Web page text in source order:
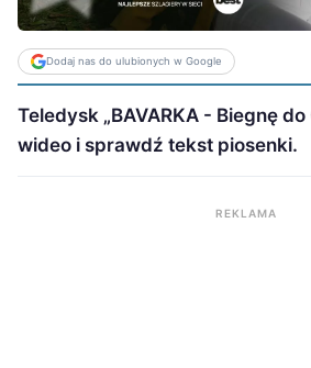
Dodaj nas do ulubionych w Google
Teledysk „BAVARKA - Biegnę
wideo i sprawdź tekst piosenki.
REKLAMA